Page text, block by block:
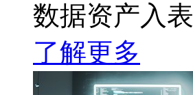
数据资产入表
了解更多